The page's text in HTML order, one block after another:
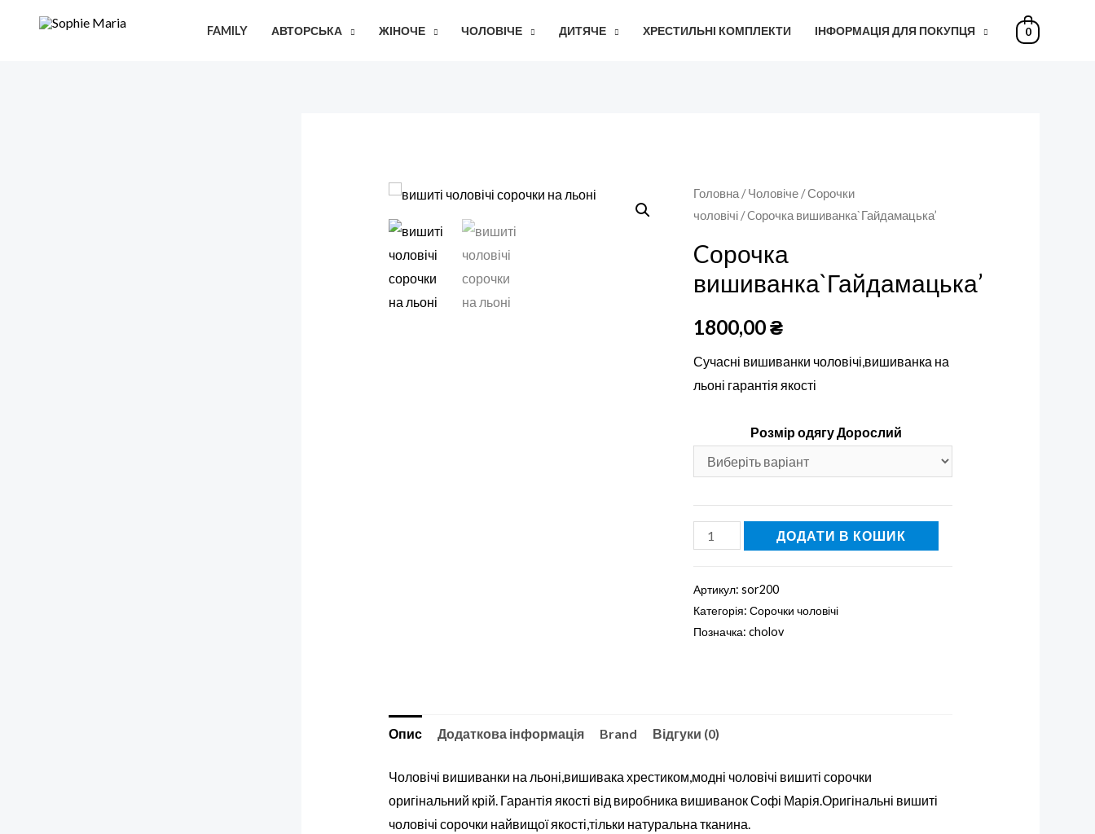
FAMILY АВТОРСЬКА ЖІНОЧЕ ЧОЛОВІЧЕ ДИТЯЧЕ ХРЕСТИЛЬНІ КОМПЛЕКТИ ІНФОРМАЦІЯ ДЛЯ ПОКУПЦЯ 0
Головна/Чоловіче/Сорочки
чоловічі/ Cорочка вишиванка`Гайдамацька’
Cорочка
вишиванка`Гайдамацька’
1800,00₴
Сучасні вишиванки чоловічі,вишиванка на
льоні гарантія якості
Розмір одягу Дорослий
Cорочка
вишиванка`Гайдамацька'
ДОДАТИ В КОШИК
Артикул: sor200
Категорія: Сорочки чоловічі
Позначка: cholov
Опис Додаткова інформація Brand Відгуки (0)
Чоловічі вишиванки на льоні,вишивака хрестиком,модні чоловічі вишиті сорочки
оригінальний крій. Гарантія якості від виробника вишиванок Софі Марія.Оригінальні вишиті
чоловічі сорочки найвищої якості,тільки натуральна тканина.